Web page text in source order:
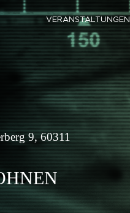
VERANSTALTUNGEN
9, 60311